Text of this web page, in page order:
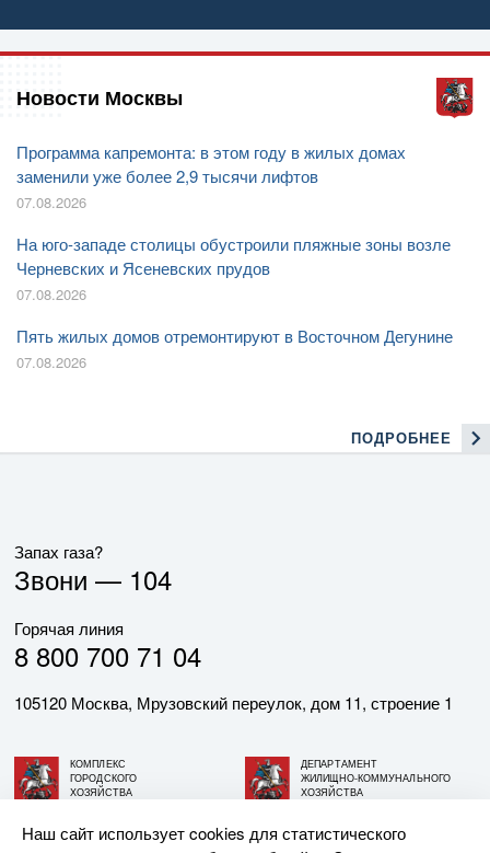
Новости Москвы
Программа капремонта: в этом году в жилых домах
заменили уже более 2,9 тысячи лифтов
07.08.2026
На юго-западе столицы обустроили пляжные зоны возле
Черневских и Ясеневских прудов
07.08.2026
Пять жилых домов отремонтируют в Восточном Дегунине
07.08.2026
ПОДРОБНЕЕ
Запах газа?
Звони — 104
Горячая линия
8 800 700 71 04
105120 Москва, Мрузовский переулок, дом 11, строение 1
КОМПЛЕКС
ГОРОДСКОГО
ХОЗЯЙСТВА
ДЕПАРТАМЕНТ
ЖИЛИЩНО-КОММУНАЛЬНОГО
ХОЗЯЙСТВА
Наш сайт использует cookies для статистического